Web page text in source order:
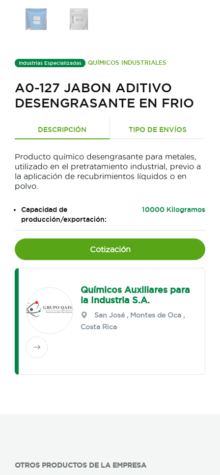
Industrias Especializadas QUÍMICOS INDUSTRIALES
A0-127 JABON ADITIVO
DESENGRASANTE EN FRIO
DESCRIPCIÓN TIPO DE ENVÍOS
Producto químico desengrasante para metales,
utilizado en el pretratamiento industrial, previo a
la aplicación de recubrimientos líquidos o en
polvo.
Capacidad de
producción/exportación:
10000 Kilogramos
Cotización
Químicos Auxiliares para
la Industria S.A.
San José , Montes de Oca ,
Costa Rica
OTROS PRODUCTOS DE LA EMPRESA